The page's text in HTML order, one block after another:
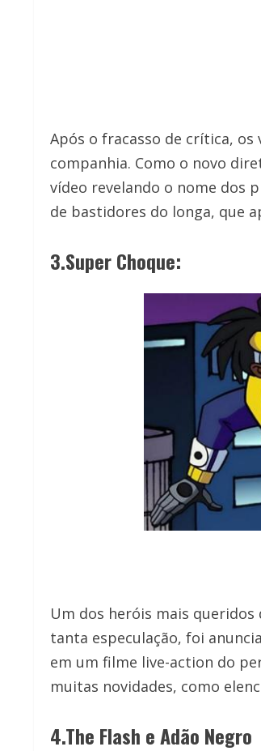
Após o fracasso de crítica,
companhia. Como o novo
vídeo revelando o nome dos
de bastidores do longa, que
3.Super Choque:
Um dos heróis mais
tanta especulação, foi
em um filme live-action do
muitas novidades, como
4.The Flash e Adão Negro